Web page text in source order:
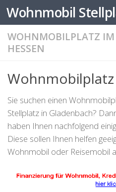
Zum Inhalt
WOHNMOBILPLATZ
HESSEN
Sie suchen einen
Stellplatz in Gladenbach?
haben Ihnen nachfolgend
Diese sollen Ihnen helfen
Wohnmobil oder Reisemobil